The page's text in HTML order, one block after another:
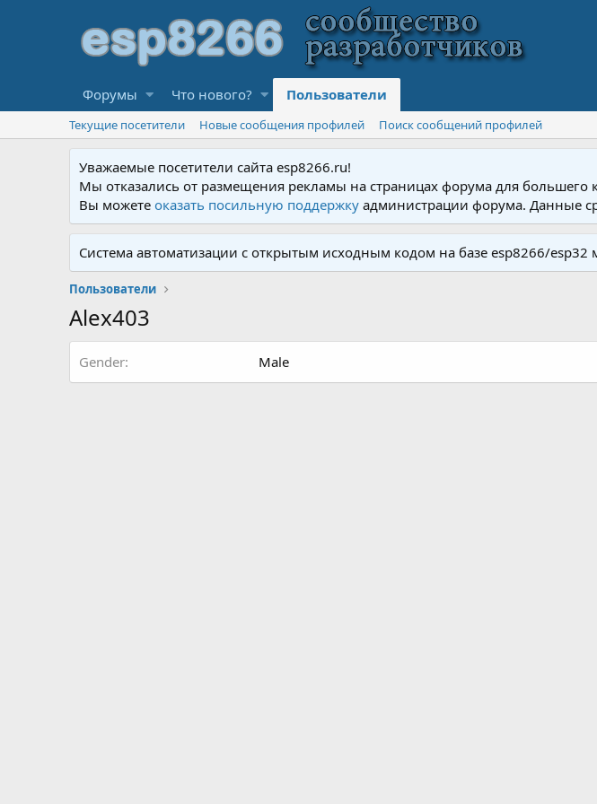
Форумы Что нового? Пользователи
Текущие посетители Новые сообщения профилей Поиск сообщений профилей
Уважаемые посетители сайта esp8266.ru!
Мы отказались от размещения рекламы на страницах форума для большего
Вы можетеоказать посильную поддержку администрации форума. Данные
Система автоматизации с открытым исходным кодом на базе esp8266/
Пользователи
Alex403
Gender Male